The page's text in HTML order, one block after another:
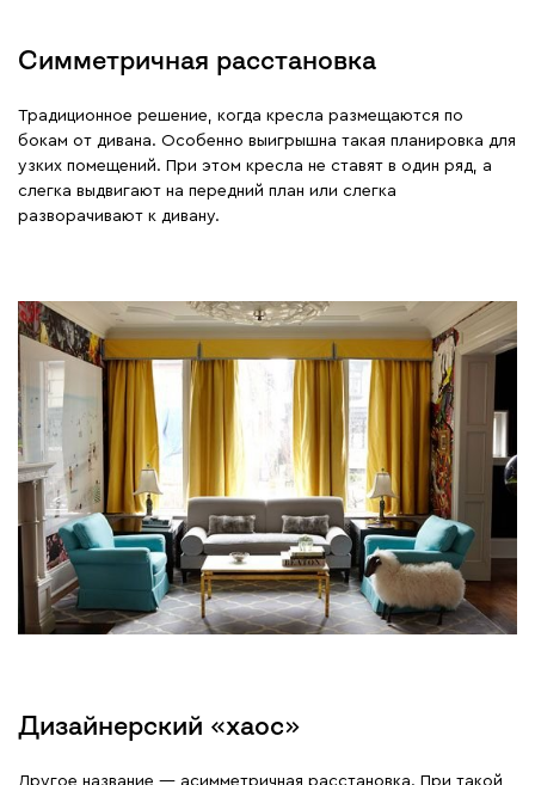
Симметричная расстановка
Традиционное решение, когда кресла размещаются по
бокам от дивана. Особенно выигрышна такая планировка для
узких помещений. При этом кресла не ставят в один ряд, а
слегка выдвигают на передний план или слегка
разворачивают к дивану.
Дизайнерский «хаос»
Другое название — асимметричная расстановка. При такой